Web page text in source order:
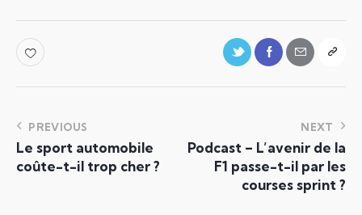
PREVIOUS
Le sport automobile
coûte-t-il trop cher ?
NEXT
Podcast – L’avenir de la
F1 passe-t-il par les
courses sprint ?